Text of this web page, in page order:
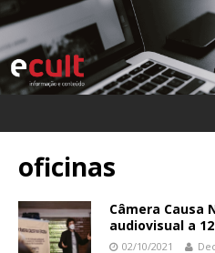
oficinas
Câmera Causa
audiovisual a
02/10/2021